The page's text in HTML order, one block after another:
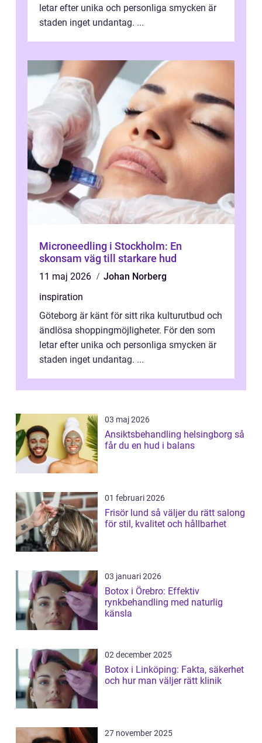
letar efter unika och personliga smycken är
staden inget undantag. ...
Microneedling i Stockholm: En
skonsam väg till starkare hud
11 maj 2026
Johan Norberg
inspiration
Göteborg är känt för sitt rika kulturutbud och
ändlösa shoppingmöjligheter. För den som
letar efter unika och personliga smycken är
staden inget undantag. ...
03 maj 2026
Ansiktsbehandling helsingborg så
får du en hud i balans
01 februari 2026
Frisör lund så väljer du rätt salong
för stil, kvalitet och hållbarhet
03 januari 2026
Botox i Örebro: Effektiv
rynkbehandling med naturlig
känsla
02 december 2025
Botox i Linköping: Fakta, säkerhet
och hur man väljer rätt klinik
27 november 2025